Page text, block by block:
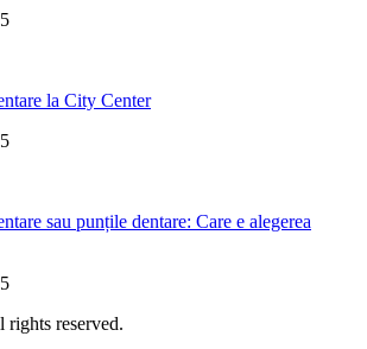
la City Center
sau punțile dentare: Care e alegerea
reserved.